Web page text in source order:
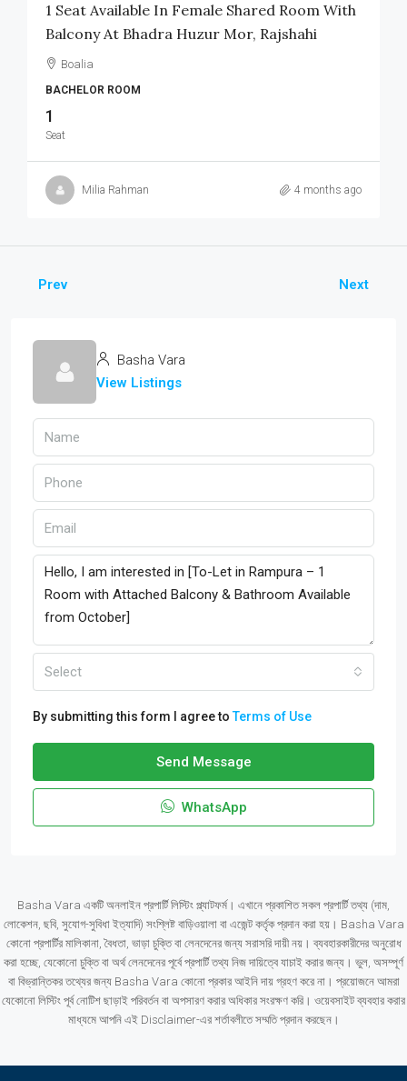
1 Seat Available In Female Shared Room With
Balcony At Bhadra Huzur Mor, Rajshahi
Boalia
BACHELOR ROOM
1
Seat
Milia Rahman 4 months ago
Prev Next
Basha Vara
View Listings
Select
By submitting this form I agree toTerms of Use
Send Message
WhatsApp
Basha Vara একটি অনলাইন প্রপার্টি লিস্টিং প্ল্যাটফর্ম। এখানে প্রকাশিত সকল প্রপার্টি তথ্য (দাম,
লোকেশন, ছবি, সুযোগ-সুবিধা ইত্যাদি) সংশ্লিষ্ট বাড়িওয়ালা বা এজেন্ট কর্তৃক প্রদান করা হয়। Basha Vara
কোনো প্রপার্টির মালিকানা, বৈধতা, ভাড়া চুক্তি বা লেনদেনের জন্য সরাসরি দায়ী নয়। ব্যবহারকারীদের অনুরোধ
করা হচ্ছে, যেকোনো চুক্তি বা অর্থ লেনদেনের পূর্বে প্রপার্টি তথ্য নিজ দায়িত্বে যাচাই করার জন্য। ভুল, অসম্পূর্ণ
বা বিভ্রান্তিকর তথ্যের জন্য Basha Vara কোনো প্রকার আইনি দায় গ্রহণ করে না। প্রয়োজনে আমরা
যেকোনো লিস্টিং পূর্ব নোটিশ ছাড়াই পরিবর্তন বা অপসারণ করার অধিকার সংরক্ষণ করি। ওয়েবসাইট ব্যবহার করার
মাধ্যমে আপনি এই Disclaimer-এর শর্তাবলীতে সম্মতি প্রদান করছেন।